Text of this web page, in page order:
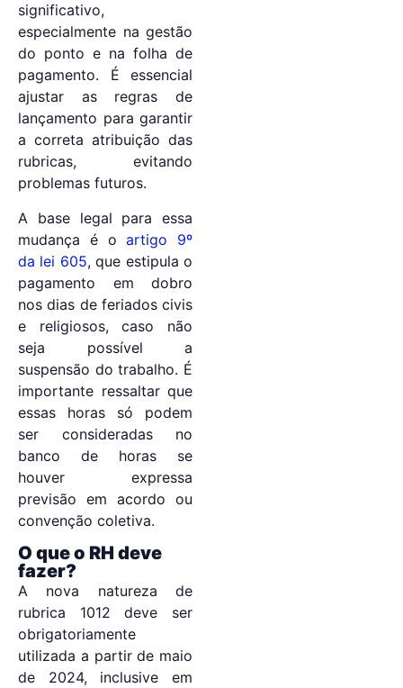
significativo,
especialmente na gestão
do ponto e na folha de
pagamento. É essencial
ajustar as regras de
lançamento para garantir
a correta atribuição das
rubricas, evitando
problemas futuros.
A base legal para essa
mudança é oartigo 9º
da lei 605, que estipula o
pagamento em dobro
nos dias de feriados civis
e religiosos, caso não
seja possível a
suspensão do trabalho. É
importante ressaltar que
essas horas só podem
ser consideradas no
banco de horas se
houver expressa
previsão em acordo ou
convenção coletiva.
O que o RH deve
fazer?
A nova natureza de
rubrica 1012 deve ser
obrigatoriamente
utilizada a partir de maio
de 2024, inclusive em